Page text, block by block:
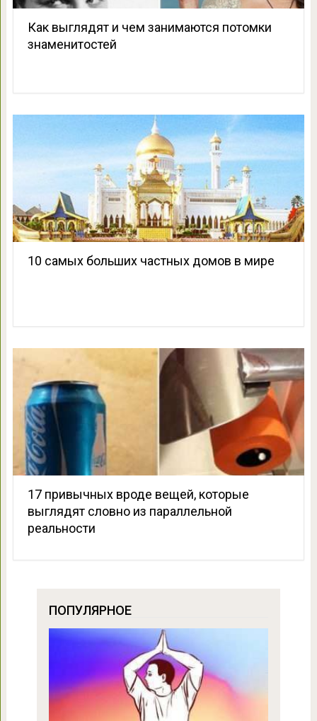
Как выглядят и чем занимаются потомки
знаменитостей
10 самых больших частных домов в мире
17 привычных вроде вещей, которые
выглядят словно из параллельной
реальности
ПОПУЛЯРНОЕ